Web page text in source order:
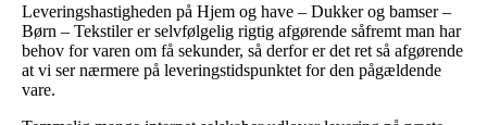
Leveringshastigheden på Hjem og have – Dukker og bamser –
Børn – Tekstiler er selvfølgelig rigtig afgørende såfremt man har
behov for varen om få sekunder, så derfor er det ret så afgørende
at vi ser nærmere på leveringstidspunktet for den pågældende
vare.